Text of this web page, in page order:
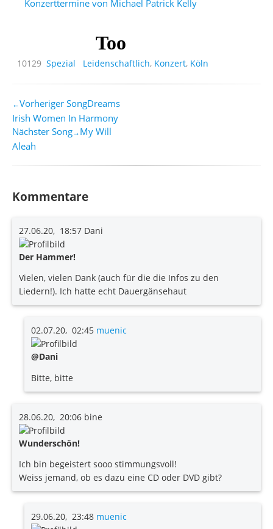
Konzerttermine von Michael Patrick Kelly
10129 Spezial Leidenschaftlich, Konzert, Köln
←Vorheriger SongDreams
Irish Women In Harmony
Nächster Song→My Will
Aleah
Kommentare
27.06.20, 18:57 Dani
Der Hammer!
Vielen, vielen Dank (auch für die die Infos zu den
Liedern!). Ich hatte echt Dauergänsehaut
02.07.20, 02:45 muenic
@Dani
Bitte, bitte
28.06.20, 20:06 bine
Wunderschön!
Ich bin begeistert sooo stimmungsvoll!
Weiss jemand, ob es dazu eine CD oder DVD gibt?
29.06.20, 23:48 muenic